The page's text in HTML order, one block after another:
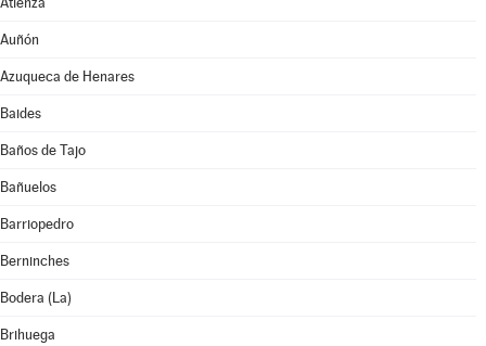
Auñón
Azuqueca de Henares
Baides
Baños de Tajo
Bañuelos
Barriopedro
Berninches
Bodera (La)
Brihuega